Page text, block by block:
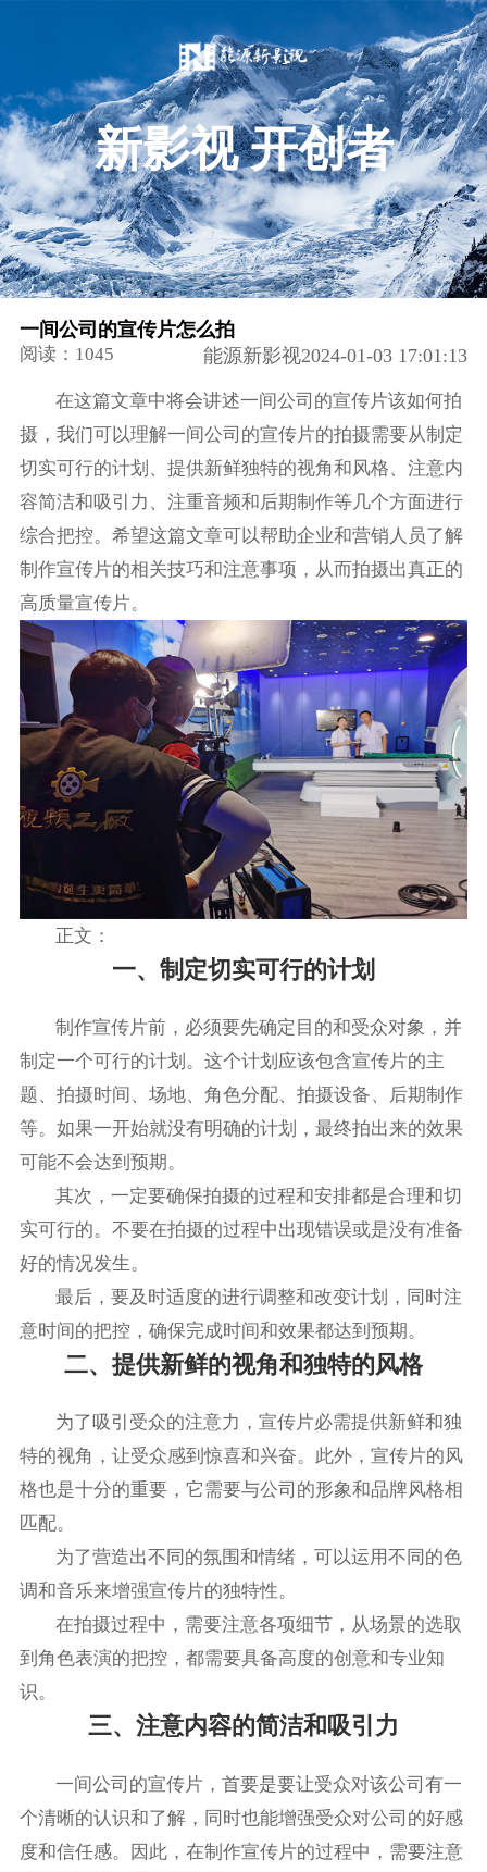
新影视 开创者
一间公司的宣传片怎么拍
阅读：1045 能源新影视2024-01-03 17:01:13
在这篇文章中将会讲述一间公司的宣传片该如何拍
摄，我们可以理解一间公司的宣传片的拍摄需要从制定
切实可行的计划、提供新鲜独特的视角和风格、注意内
容简洁和吸引力、注重音频和后期制作等几个方面进行
综合把控。希望这篇文章可以帮助企业和营销人员了解
制作宣传片的相关技巧和注意事项，从而拍摄出真正的
高质量宣传片。
正文：
一、制定切实可行的计划
制作宣传片前，必须要先确定目的和受众对象，并
制定一个可行的计划。这个计划应该包含宣传片的主
题、拍摄时间、场地、角色分配、拍摄设备、后期制作
等。如果一开始就没有明确的计划，最终拍出来的效果
可能不会达到预期。
其次，一定要确保拍摄的过程和安排都是合理和切
实可行的。不要在拍摄的过程中出现错误或是没有准备
好的情况发生。
最后，要及时适度的进行调整和改变计划，同时注
意时间的把控，确保完成时间和效果都达到预期。
二、提供新鲜的视角和独特的风格
为了吸引受众的注意力，宣传片必需提供新鲜和独
特的视角，让受众感到惊喜和兴奋。此外，宣传片的风
格也是十分的重要，它需要与公司的形象和品牌风格相
匹配。
为了营造出不同的氛围和情绪，可以运用不同的色
调和音乐来增强宣传片的独特性。
在拍摄过程中，需要注意各项细节，从场景的选取
到角色表演的把控，都需要具备高度的创意和专业知
识。
三、注意内容的简洁和吸引力
一间公司的宣传片，首要是要让受众对该公司有一
个清晰的认识和了解，同时也能增强受众对公司的好感
度和信任感。因此，在制作宣传片的过程中，需要注意